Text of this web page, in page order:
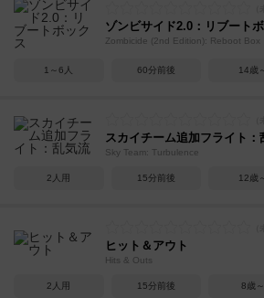
ゾンビサイド2.0：リブート
Zombicide (2nd Edition): Reboot Box
1～6人 60分前後 14歳～
スカイチーム追加フライト：
Sky Team: Turbulence
2人用 15分前後 12歳～
ヒット＆アウト
Hits & Outs
2人用 15分前後 8歳～